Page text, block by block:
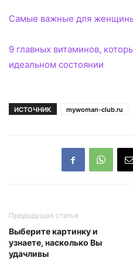
Самые важные для
9 главных витаминов,
идеальном состоянии
ИСТОЧНИК mywoman-club.ru
Предыдущая статья
Выберите картинку и
узнаете, насколько Вы
удачливы